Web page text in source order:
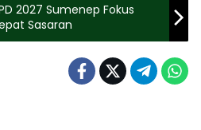
2027 Sumenep Fokus
Sasaran